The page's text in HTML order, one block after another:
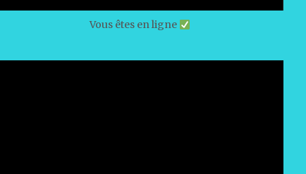
Vous êtes en ligne